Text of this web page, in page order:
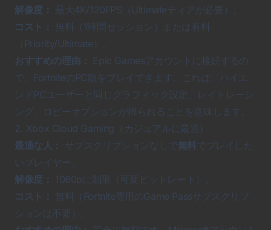
解像度：
最大4K/120FPS（Ultimateティアが必要）。
コスト：
無料（1時間セッション）または有料
（Priority/Ultimate）。
おすすめの理由：
Epic Gamesアカウントに接続するの
で、FortniteのPC版をプレイできます。これは、ハイエ
ンドPCユーザーと同じグラフィック設定、レイトレーシ
ング、ロビーオプションが得られることを意味します。
2. Xbox Cloud Gaming（カジュアルに最適）
最適な人：
サブスクリプションなしで無料でプレイした
いプレイヤー。
解像度： 1080pに制限（可変ビットレート）。
コスト：
無料（Fortnite専用のGame Passサブスクリプ
ションは不要）。